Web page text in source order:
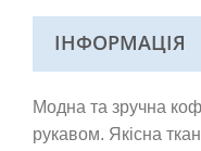
ІНФОРМАЦІЯ
Модна та зручна
рукавом. Якісна